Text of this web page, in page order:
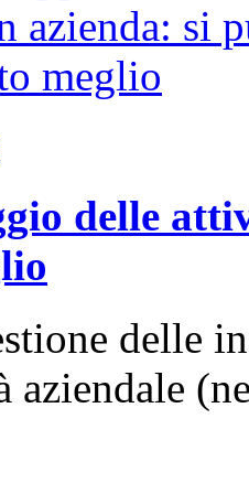
delle
delle
aziendale